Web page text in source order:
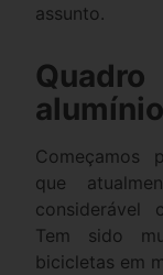
assunto.
alumínio
Começamos
que
considerável
Tem sido
bicicletas em